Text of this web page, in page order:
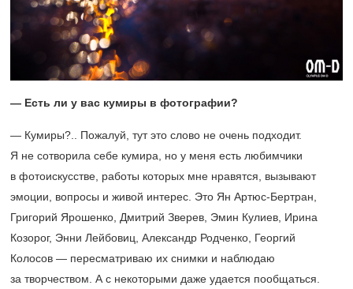
— Есть ли у вас кумиры в фотографии?
— Кумиры?.. Пожалуй, тут это слово не очень подходит.
Я не сотворила себе кумира, но у меня есть любимчики
в фотоискусстве, работы которых мне нравятся, вызывают
эмоции, вопросы и живой интерес. Это Ян Артюс-Бертран,
Григорий Ярошенко, Дмитрий Зверев, Эмин Кулиев, Ирина
Козорог, Энни Лейбовиц, Александр Родченко, Георгий
Колосов — пересматриваю их снимки и наблюдаю
за творчеством. А с некоторыми даже удается пообщаться.